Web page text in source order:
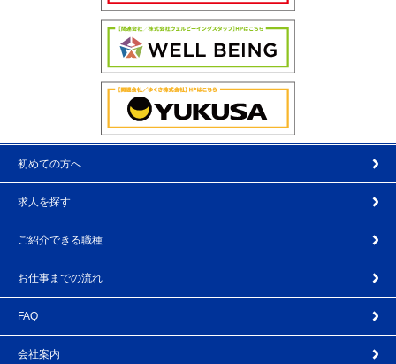
初めての方へ
求人を探す
ご紹介できる職種
お仕事までの流れ
FAQ
会社案内